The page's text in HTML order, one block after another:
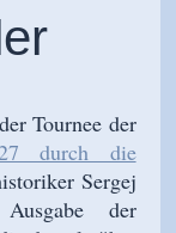
Tournee der
durch die
Sergej
der